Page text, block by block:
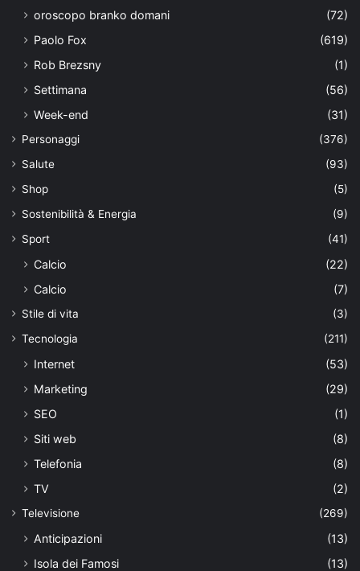
oroscopo branko domani
(72)
Paolo Fox
(619)
Rob Brezsny
(1)
Settimana
(56)
Week-end
(31)
Personaggi
(376)
Salute
(93)
Shop
(5)
Sostenibilità & Energia
(9)
Sport
(41)
Calcio
(22)
Calcio
(7)
Stile di vita
(3)
Tecnologia
(211)
Internet
(53)
Marketing
(29)
SEO
(1)
Siti web
(8)
Telefonia
(8)
TV
(2)
Televisione (269)
Anticipazioni
(13)
Isola dei Famosi
(13)